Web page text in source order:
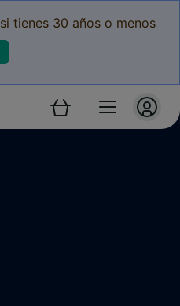
si tienes 30 años o menos